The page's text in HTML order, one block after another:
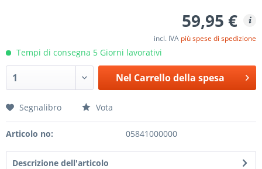
59,95 €
incl. IVA più spese di spedizione
Tempi di consegna 5 Giorni lavorativi
Nel Carrello della spesa
Segnalibro Vota
Articolo no: 05841000000
Descrizione dell'articolo